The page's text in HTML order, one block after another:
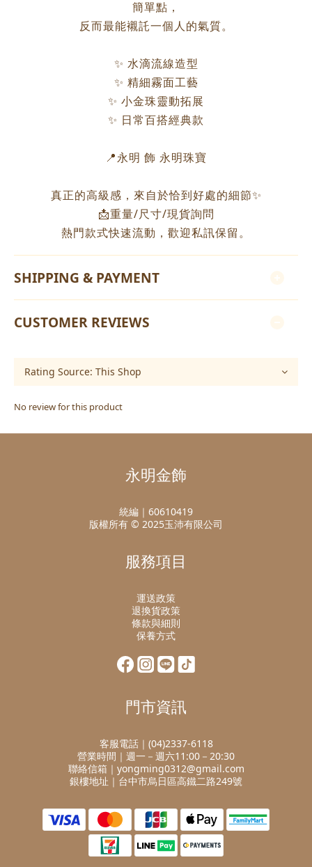
簡單點，
反而最能襯託一個人的氣質。
✨ 水滴流線造型
✨ 精細霧面工藝
✨ 小金珠靈動拓展
✨ 日常百搭經典款
📍永明 飾 永明珠寶
真正的高級感，來自於恰到好處的細節✨
📩重量/尺寸/現貨詢問
熱門款式快速流動，歡迎私訊保留。
SHIPPING & PAYMENT
CUSTOMER REVIEWS
No review for this product
永明金飾
統編｜60610419
版權所有 © 2025玉沛有限公司
服務項目
運送政策
退換貨政策
條款與細則
保養方式
門市資訊
客服電話｜(04)2337-6118
營業時間｜週一－週六11:00－20:30
聯絡信箱｜yongming0312@gmail.com
銀樓地址｜台中市烏日區高鐵二路249號